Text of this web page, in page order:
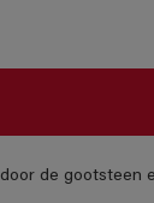
de gootsteen